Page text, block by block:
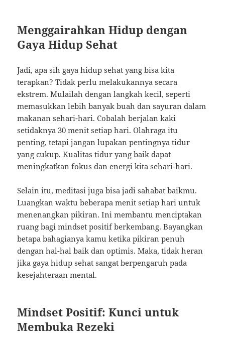
Menggairahkan Hidup dengan
Gaya Hidup Sehat
Jadi, apa sih gaya hidup sehat yang bisa kita
terapkan? Tidak perlu melakukannya secara
ekstrem. Mulailah dengan langkah kecil, seperti
memasukkan lebih banyak buah dan sayuran dalam
makanan sehari-hari. Cobalah berjalan kaki
setidaknya 30 menit setiap hari. Olahraga itu
penting, tetapi jangan lupakan pentingnya tidur
yang cukup. Kualitas tidur yang baik dapat
meningkatkan fokus dan energi kita sehari-hari.
Selain itu, meditasi juga bisa jadi sahabat baikmu.
Luangkan waktu beberapa menit setiap hari untuk
menenangkan pikiran. Ini membantu menciptakan
ruang bagi mindset positif berkembang. Bayangkan
betapa bahagianya kamu ketika pikiran penuh
dengan hal-hal baik dan optimis. Maka, tidak heran
jika gaya hidup sehat sangat berpengaruh pada
kesejahteraan mental.
Mindset Positif: Kunci untuk
Membuka Rezeki